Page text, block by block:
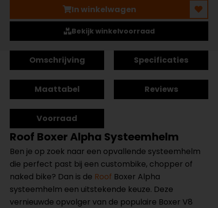
In winkelwagen
Bekijk winkelvoorraad
Omschrijving Specificaties
Maattabel Reviews
Voorraad
Roof Boxer Alpha Systeemhelm
Ben je op zoek naar een opvallende systeemhelm
die perfect past bij een custombike, chopper of
naked bike? Dan is de Roof Boxer Alpha
systeemhelm een uitstekende keuze. Deze
vernieuwde opvolger van de populaire Boxer V8